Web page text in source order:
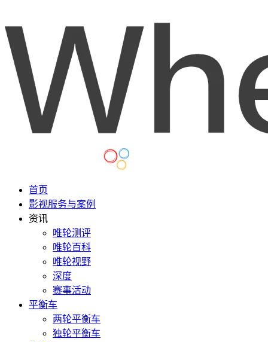
首页
影视服务与案例
资讯
唯轮测评
唯轮百科
唯轮视野
深度
赛事活动
平衡车
两轮平衡车
独轮平衡车